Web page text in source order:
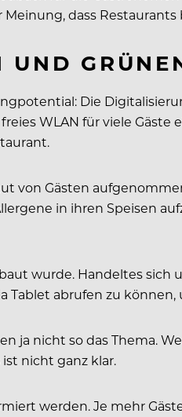
dass
Die
WLAN für viele
von Gästen
in ihren Speisen
wurde. Handeltes
abrufen zu können,
ja nicht so das Thema.
nicht ganz klar.
werden. Je mehr